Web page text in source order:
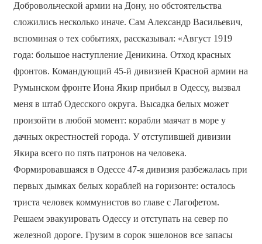
Добровольческой армии на Дону, но обстоятельства
сложились несколько иначе. Сам Александр Васильевич,
вспоминая о тех событиях, рассказывал: «Август 1919
года: большое наступление Деникина. Отход красных
фронтов. Командующий 45-й дивизией Красной армии на
Румынском фронте Иона Якир прибыл в Одессу, вызвал
меня в штаб Одесского округа. Высадка белых может
произойти в любой момент: корабли маячат в море у
дачных окрестностей города. У отступившей дивизии
Якира всего по пять патронов на человека.
Формировавшаяся в Одессе 47-я дивизия разбежалась при
первых дымках белых кораблей на горизонте: осталось
триста человек коммунистов во главе с Лагофетом.
Решаем эвакуировать Одессу и отступать на север по
железной дороге. Грузим в сорок эшелонов все запасы